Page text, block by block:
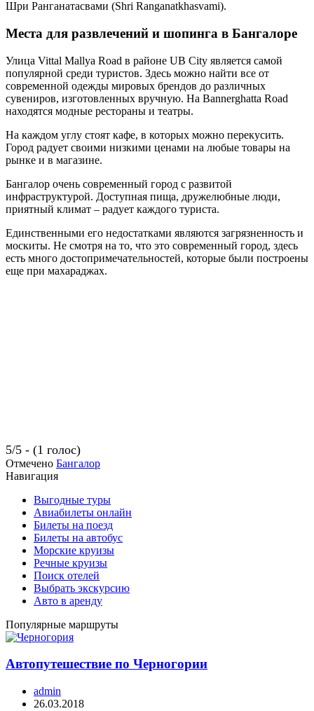
Шри Ранганатасвами (Shri Ranganatkhasvami).
Места для развлечений и шопинга в Бангалоре
Улица Vittal Mallya Road в районе UB City является самой
популярной среди туристов. Здесь можно найти все от
современной одежды мировых брендов до различных
сувениров, изготовленных вручную. На Bannerghatta Road
находятся модные рестораны и театры.
На каждом углу стоят кафе, в которых можно перекусить.
Город радует своими низкими ценами на любые товары на
рынке и в магазине.
Бангалор очень современный город с развитой
инфраструктурой. Доступная пища, дружелюбные люди,
приятный климат – радует каждого туриста.
Единственными его недостатками являются загрязненность и
москиты. Не смотря на то, что это современный город, здесь
есть много достопримечательностей, которые были построены
еще при махараджах.
5/5 - (1 голос)
Отмечено Бангалор
Навигация
Выгодные туры
Авиабилеты онлайн
Билеты на поезд
Билеты на автобус
Морские круизы
Речные круизы
Поиск отелей
Выбрать экскурсию
Авто в аренду
Популярные маршруты
Автопутешествие по Черногории
admin
26.03.2018